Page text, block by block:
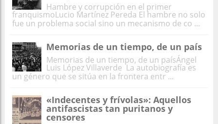
Hambre y corrupción en el primer
franquismoLucio Martínez Pereda El hambre no solo
fue un problema social sino un mecanismo de co ...
Memorias de un tiempo, de un país
Memorias de un tiempo, de un paísÁngel
Luis López Villaverde La autobiografía es
un género que se sitúa en la frontera entr ...
«Indecentes y frívolas»: Aquellos
antifascistas tan puritanos y
censores